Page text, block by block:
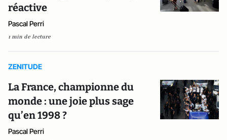
réactive
Pascal Perri
1 min de lecture
ZENITUDE
La France, championne du
monde : une joie plus sage
qu’en 1998 ?
Pascal Perri